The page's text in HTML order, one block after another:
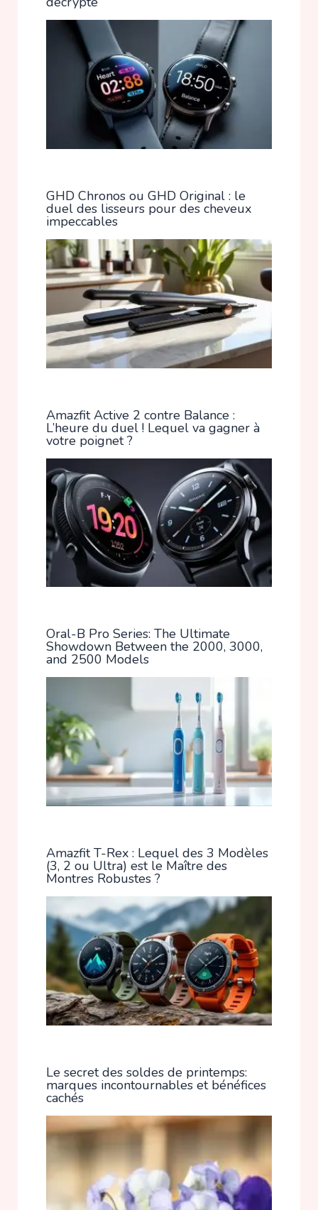
GHD Chronos ou GHD Original : le
duel des lisseurs pour des cheveux
impeccables
Amazfit Active 2 contre Balance :
L’heure du duel ! Lequel va gagner à
votre poignet ?
Oral-B Pro Series: The Ultimate
Showdown Between the 2000, 3000,
and 2500 Models
Amazfit T-Rex : Lequel des 3 Modèles
(3, 2 ou Ultra) est le Maître des
Montres Robustes ?
Le secret des soldes de printemps:
marques incontournables et bénéfices
cachés